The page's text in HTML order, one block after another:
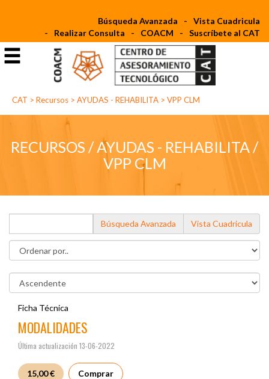
Búsqueda Avanzada
Vista Cuadricula
Realizar Consulta
COACM Suscríbete al CAT
CAT > Recursos > AYUDAS - REHABILITA > VPP CLM
RECURSOS / AYUDAS - REHABILITA /
VPP CLM
Búsqueda Avanzada Vista Cuadricula
Ficha Técnica
MODALIDADES
Última actualización 13-06-2022
15,00 € Comprar